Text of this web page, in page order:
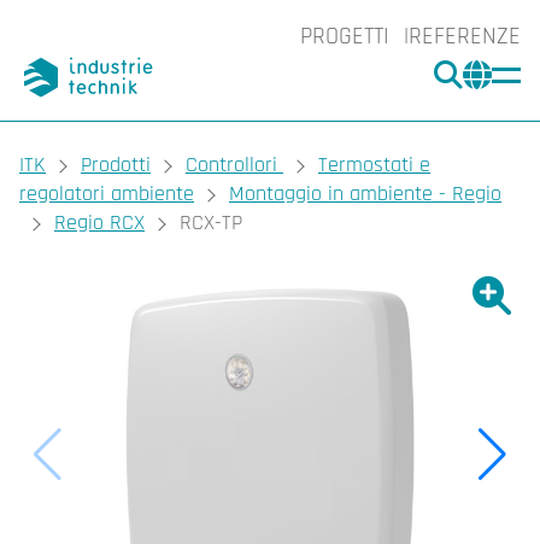
PROGETTI REFERENZE
CERCA
You are here:
ITK Prodotti Controllori
Termostati e
regolatori ambiente
Montaggio in ambiente - Regio
Regio RCX
RCX-TP